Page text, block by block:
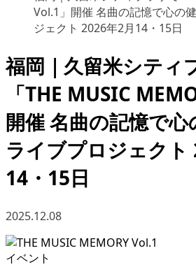
Vol.1」開催 名曲の記憶で心の
ジェクト 2026年2月14・15日
福岡｜久留米シティ
「THE MUSIC
開催 名曲の記憶で
ライブプロジェクト
14・15日
2025.12.08
イベント